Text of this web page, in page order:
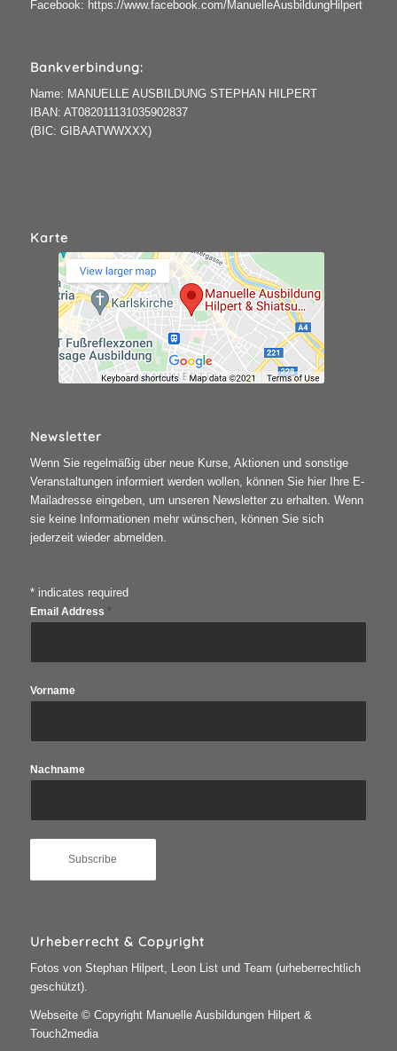
Facebook: https://www.facebook.com/ManuelleAusbildungHilpert
Bankverbindung:
Name: MANUELLE AUSBILDUNG STEPHAN HILPERT
IBAN: AT082011131035902837
(BIC: GIBAATWWXXX)
Karte
Newsletter
Wenn Sie regelmäßig über neue Kurse, Aktionen und sonstige
Veranstaltungen informiert werden wollen, können Sie hier Ihre E-
Mailadresse eingeben, um unseren Newsletter zu erhalten. Wenn
sie keine Informationen mehr wünschen, können Sie sich
jederzeit wieder abmelden.
*indicates required
Email Address *
Vorname
Nachname
Urheberrecht & Copyright
Fotos von Stephan Hilpert, Leon List und Team (urheberrechtlich
geschützt).
Webseite © Copyright Manuelle Ausbildungen Hilpert &
Touch2media